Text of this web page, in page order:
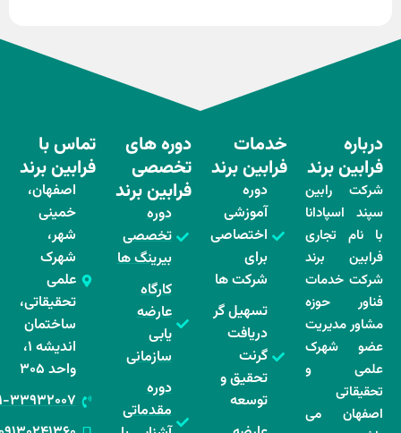
و
خدمات
فرابین برند
دوره
آموزشی
اختصاصی
برای
شرکت ها
تسهیل گر
دریافت
گرنت
تحقیق و
توسعه
دوره های
تخصصی
فرابین برند
دوره
تخصصی
بیرینگ ها
کارگاه
عارضه
یابی
سازمانی
دوره
مقدماتی
تماس با
فرابین برند
اصفهان،
خمینی
شهر،
شهرک
علمی
تحقیقاتی،
واحد ۳۰۵
۰۳۱-۳۳۹۳۲۰۰۷